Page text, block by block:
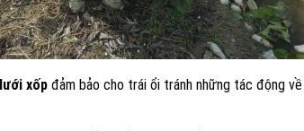
xốp đảm bảo cho trái ổi tránh những tác động